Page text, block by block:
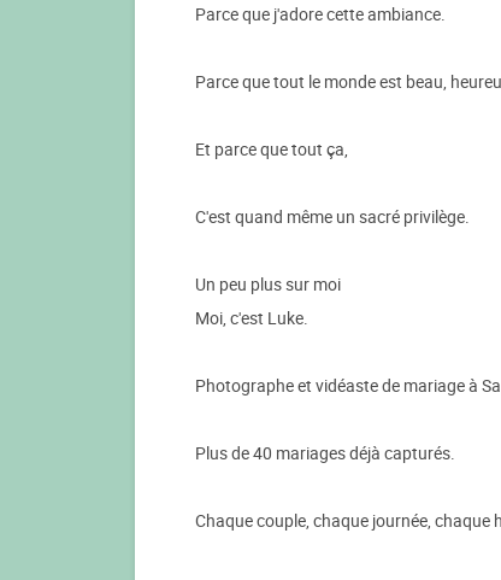
Parce que j'adore cette ambiance.
Parce que tout le monde est beau,
Et parce que tout ça,
C'est quand même un sacré privilège.
Un peu plus sur moi
Moi, c'est Luke.
Photographe et vidéaste de mariage à
Plus de 40 mariages déjà capturés.
Chaque couple, chaque journée, chaque